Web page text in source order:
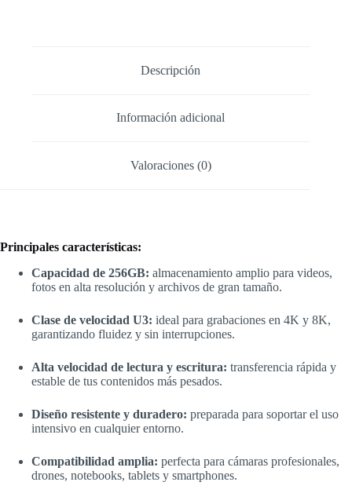
Descripción
Información adicional
Valoraciones (0)
Principales características:
Capacidad de 256GB: almacenamiento amplio para videos,
fotos en alta resolución y archivos de gran tamaño.
Clase de velocidad U3: ideal para grabaciones en 4K y 8K,
garantizando fluidez y sin interrupciones.
Alta velocidad de lectura y escritura: transferencia rápida y
estable de tus contenidos más pesados.
Diseño resistente y duradero: preparada para soportar el uso
intensivo en cualquier entorno.
Compatibilidad amplia: perfecta para cámaras profesionales,
drones, notebooks, tablets y smartphones.